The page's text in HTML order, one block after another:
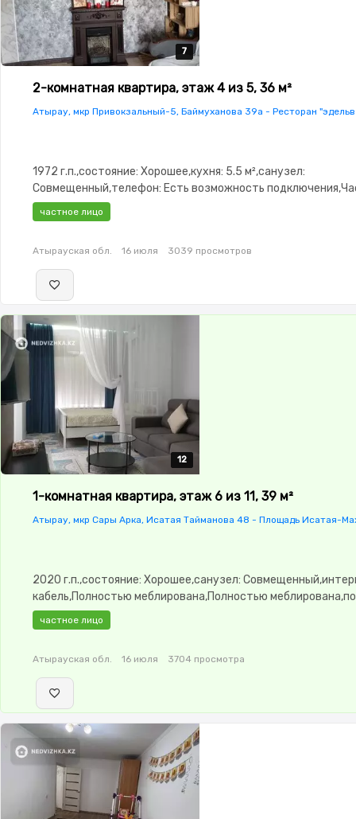
7
7
7
7
7
2-комнатная квартира, этаж 4 из 5, 36 м²
Атырау, мкр Привокзальный-5, Баймуханова 39а - Ресторан
1972 г.п.,состояние: Хорошее,кухня: 5.5 м²,санузел:
Совмещенный,телефон: Есть возможность
меблирована,Частично
изолированы,Встроенная кухня,Счётчики
частное лицо
Атырауская обл. 16 июля 3039 просмотров
12
12
12
12
12
1-комнатная квартира, этаж 6 из 11, 39 м²
Атырау, мкр Сары Арка, Исатая Тайманова 48 - Площадь Исатая-
2020 г.п.,состояние: Хорошее,санузел:
кабель,Полностью меблирована,Полностью
3.0,паркинг:
студия,Встроенная кухня
частное лицо
Атырауская обл. 16 июля 3704 просмотра